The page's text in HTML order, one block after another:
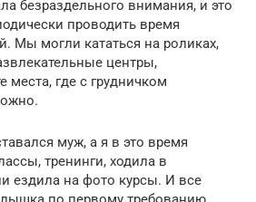
безраздельного внимания, и это
проводить время
Мы могли кататься на роликах,
центры,
места, где с грудничком
муж, а я в это время
тренинги, ходила в
ездила на фото курсы. И все